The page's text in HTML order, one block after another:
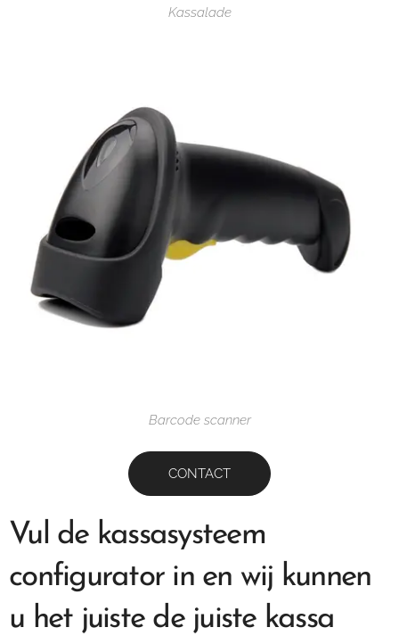
Kassalade
Barcode scanner
CONTACT
Vul de kassasysteem
configurator in en wij kunnen
u het juiste de juiste kassa